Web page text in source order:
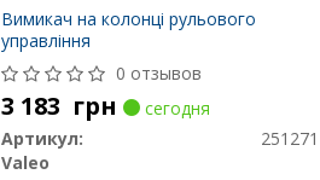
Вимикач на колонці рульового
управління
0 отзывов
3 183 грн
сегодня
Артикул:
251271
Valeo